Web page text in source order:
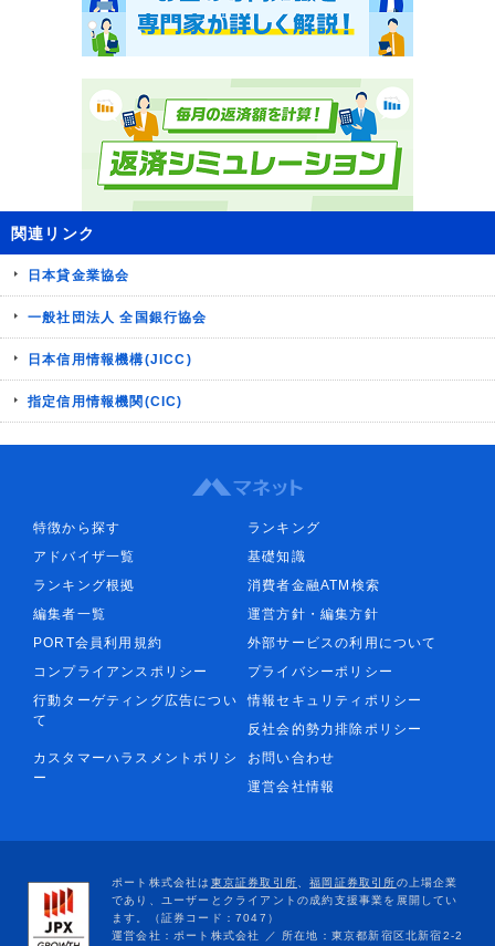
関連リンク
日本貸金業協会
一般社団法人 全国銀行協会
日本信用情報機構(JICC)
指定信用情報機関(CIC)
特徴から探す
ランキング
アドバイザ一覧
基礎知識
ランキング根拠
消費者金融ATM検索
編集者一覧
運営方針・編集方針
PORT会員利用規約
外部サービスの利用について
コンプライアンスポリシー
プライバシーポリシー
行動ターゲティング広告につい
て
情報セキュリティポリシー
反社会的勢力排除ポリシー
カスタマーハラスメントポリシ
ー
お問い合わせ
運営会社情報